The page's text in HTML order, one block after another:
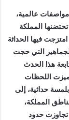
عالمية،
المملكة
امتزجت فيها الحداثة
التي حجت
هذا الحدث
اللحظات
حداثية، إلى
المملكة،
حدود